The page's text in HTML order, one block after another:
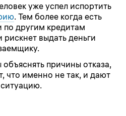
уже успел испортить
. Тем более когда есть
по другим кредитам
выдать деньги
причины отказа,
что именно не так, и дают
ситуацию.